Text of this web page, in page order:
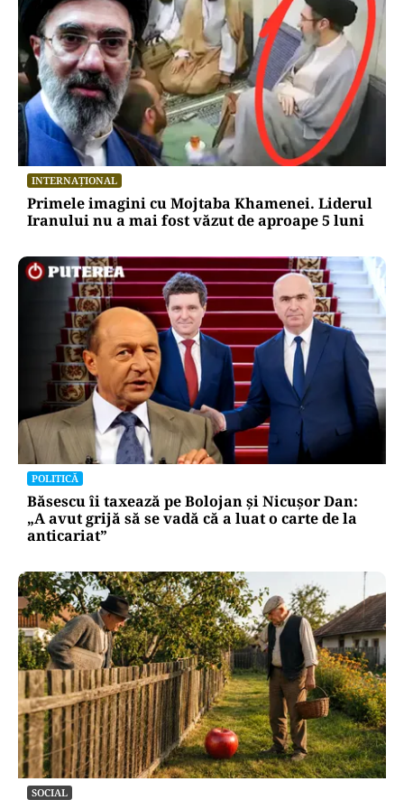
INTERNAȚIONAL
Primele imagini cu Mojtaba Khamenei. Liderul
Iranului nu a mai fost văzut de aproape 5 luni
POLITICĂ
Băsescu îi taxează pe Bolojan și Nicușor Dan:
„A avut grijă să se vadă că a luat o carte de la
anticariat”
SOCIAL